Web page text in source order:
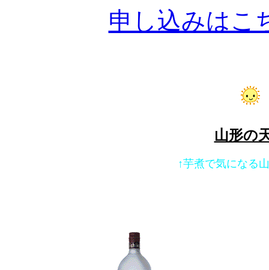
申し込みはこ
山形の
↑芋煮で気になる